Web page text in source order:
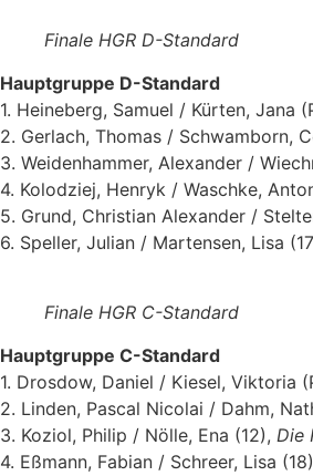
Finale HGR D-Standard
Hauptgruppe D-Standard
1. Heineberg, Samuel / Kürten, Jana
2. Gerlach, Thomas / Schwamborn,
3. Weidenhammer, Alexander /
4. Kolodziej, Henryk / Waschke,
5. Grund, Christian Alexander /
6. Speller, Julian / Martensen, Lisa
Finale HGR C-Standard
Hauptgruppe C-Standard
1. Drosdow, Daniel / Kiesel, Viktoria
2. Linden, Pascal Nicolai / Dahm,
3. Koziol, Philip / Nölle, Ena (12), Die
4. Eßmann, Fabian / Schreer, Lisa